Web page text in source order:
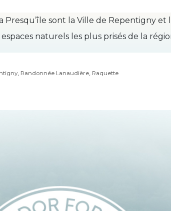
sont la Ville de Repentigny et
naturels les plus prisés de la
, Randonnée Lanaudière, Raquette